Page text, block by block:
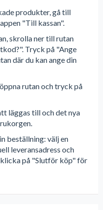
produkter, gå till
"Till kassan".
skrolla ner till rutan
Tryck på "Ange
där du kan ange din
rutan och tryck på
läggas till och det nya
beställning: välj en
leveransadress och
på "Slutför köp" för